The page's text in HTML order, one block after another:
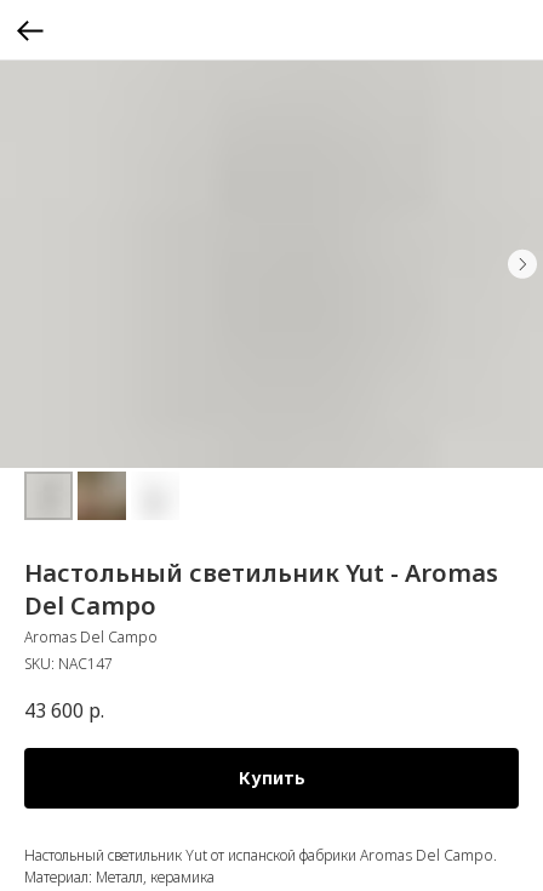
Настольный светильник Yut - Aromas
Del Campo
Aromas Del Campo
SKU: NAC147
43 600 р.
Купить
Настольный светильник Yut от испанской фабрики Aromas Del Campo.
Материал: Металл, керамика